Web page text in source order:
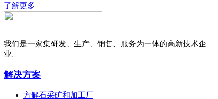
了解更多
我们是一家集研发、生产、销售、服务为一体的高新技术企
业。
解决方案
方解石采矿和加工厂